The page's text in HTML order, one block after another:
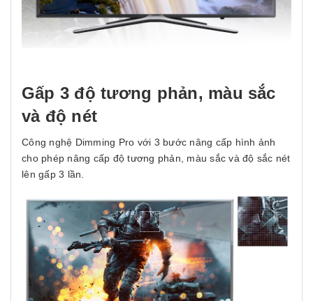
Gấp 3 độ tương phản, màu sắc
và độ nét
Công nghệ Dimming Pro với 3 bước nâng cấp hình ảnh
cho phép nâng cấp độ tương phản, màu sắc và độ sắc nét
lên gấp 3 lần.